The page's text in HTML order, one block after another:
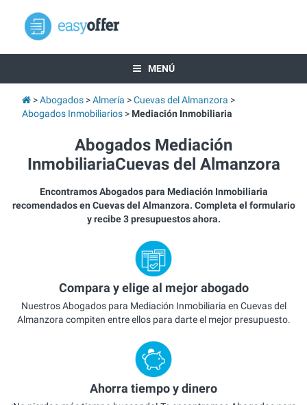
MENÚ
Abogados Almería
Cuevas del Almanzora
Abogados Inmobiliarios
Mediación Inmobiliaria
Abogados Mediación
InmobiliariaCuevas del Almanzora
Encontramos Abogados para Mediación Inmobiliaria
recomendados en Cuevas del Almanzora. Completa el formulario
y recibe 3 presupuestos ahora.
Compara y elige al mejor abogado
Nuestros Abogados para Mediación Inmobiliaria en Cuevas del
Almanzora compiten entre ellos para darte el mejor presupuesto.
Ahorra tiempo y dinero